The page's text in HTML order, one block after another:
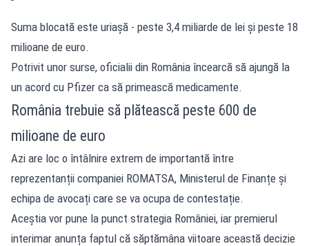
Suma blocată este uriașă - peste 3,4 miliarde de lei și peste 18
milioane de euro.
Potrivit unor surse, oficialii din România încearcă să ajungă la
un acord cu Pfizer ca să primească medicamente.
România trebuie să plătească peste 600 de
milioane de euro
Azi are loc o întâlnire extrem de importantă între
reprezentanții companiei ROMATSA, Ministerul de Finanțe și
echipa de avocați care se va ocupa de contestație.
Aceștia vor pune la punct strategia României, iar premierul
interimar anunța faptul că săptămâna viitoare această decizie